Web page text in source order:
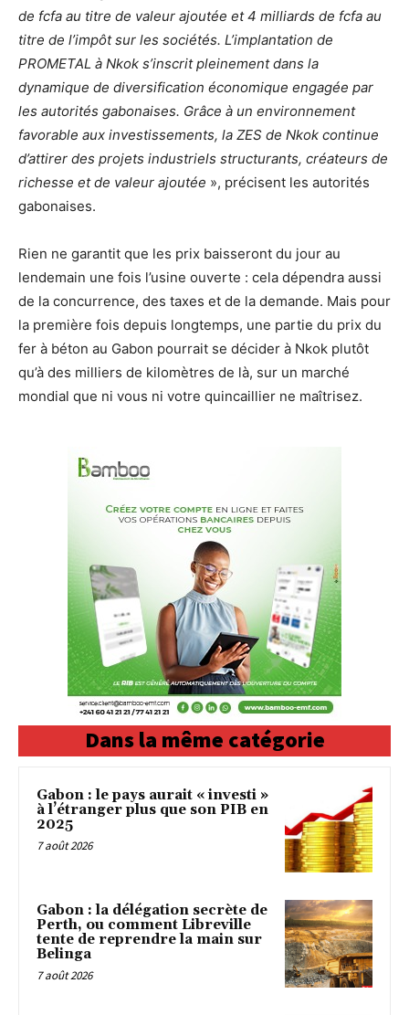
de fcfa au titre de valeur ajoutée et 4 milliards de fcfa au
titre de l’impôt sur les sociétés. L’implantation de
PROMETAL à Nkok s’inscrit pleinement dans la
dynamique de diversification économique engagée par
les autorités gabonaises. Grâce à un environnement
favorable aux investissements, la ZES de Nkok continue
d’attirer des projets industriels structurants, créateurs de
richesse et de valeur ajoutée », précisent les autorités
gabonaises.
Rien ne garantit que les prix baisseront du jour au
lendemain une fois l’usine ouverte : cela dépendra aussi
de la concurrence, des taxes et de la demande. Mais pour
la première fois depuis longtemps, une partie du prix du
fer à béton au Gabon pourrait se décider à Nkok plutôt
qu’à des milliers de kilomètres de là, sur un marché
mondial que ni vous ni votre quincaillier ne maîtrisez.
Dans la même catégorie
Gabon : le pays aurait « investi »
à l’étranger plus que son PIB en
2025
7 août 2026
Gabon : la délégation secrète de
Perth, ou comment Libreville
tente de reprendre la main sur
Belinga
7 août 2026